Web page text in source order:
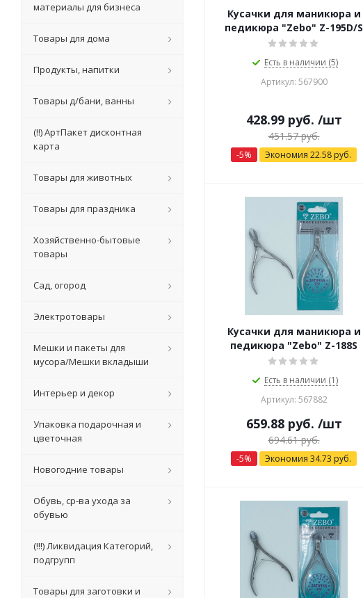
Кусачки для маникюра и
педикюра "Zebo" Z-195D/S
Есть в наличии (5)
Артикул: 567900
428.99руб. /шт
451.57руб.
-5% Экономия 22.58 руб.
Кусачки для маникюра и
педикюра "Zebo" Z-188S
Есть в наличии (1)
Артикул: 567882
659.88руб. /шт
694.61руб.
-5% Экономия 34.73 руб.
материалы для бизнеса
Товары для дома
Продукты, напитки
Товары д/бани, ванны
(!!) АртПакет дисконтная
карта
Товары для животных
Товары для праздника
Хозяйственно-бытовые
товары
Сад, огород
Электротовары
Мешки и пакеты для
мусора/Мешки вкладыши
Интерьер и декор
Упаковка подарочная и
цветочная
Новогодние товары
Обувь, ср-ва ухода за
обувью
(!!!) Ликвидация Категорий,
подгрупп
Товары для заготовки и